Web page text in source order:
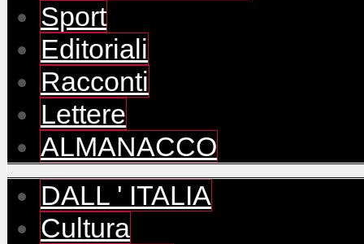
Sport
Editoriali
Racconti
Lettere
ALMANACCO
DALL ' ITALIA
Cultura